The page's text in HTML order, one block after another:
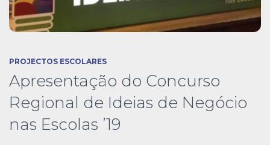
PROJECTOS ESCOLARES
Apresentação do Concurso
Regional de Ideias de Negócio
nas Escolas ’19